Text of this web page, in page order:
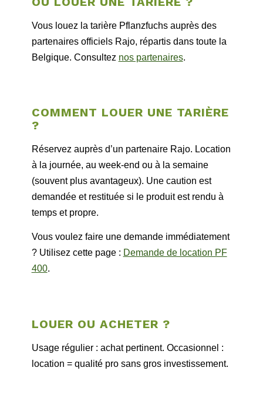
Vous louez la tarière Pflanzfuchs auprès des
partenaires officiels Rajo, répartis dans toute la
Belgique. Consultez nos partenaires.
COMMENT LOUER UNE TARIÈRE
?
Réservez auprès d’un partenaire Rajo. Location
à la journée, au week-end ou à la semaine
(souvent plus avantageux). Une caution est
demandée et restituée si le produit est rendu à
temps et propre.
Vous voulez faire une demande immédiatement
? Utilisez cette page : Demande de location PF
400.
LOUER OU ACHETER ?
Usage régulier : achat pertinent. Occasionnel :
location = qualité pro sans gros investissement.